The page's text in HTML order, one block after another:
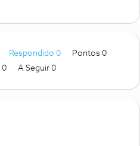
Respondido 0
Pontos 0
0 A Seguir 0